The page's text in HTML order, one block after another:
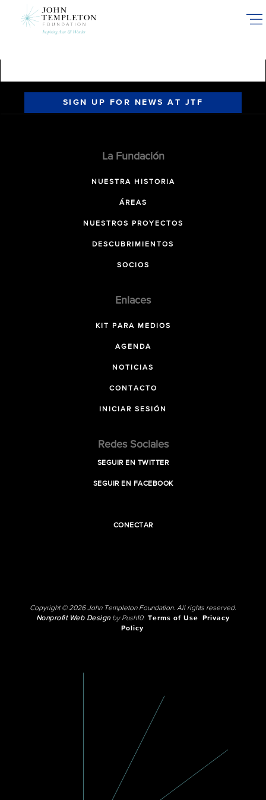
SIGN UP FOR NEWS AT JTF
La Fundación
NUESTRA HISTORIA
ÁREAS
NUESTROS PROYECTOS
DESCUBRIMIENTOS
SOCIOS
Enlaces
KIT PARA MEDIOS
AGENDA
NOTICIAS
CONTACTO
INICIAR SESIÓN
Redes Sociales
SEGUIR EN TWITTER
SEGUIR EN FACEBOOK
CONECTAR
Copyright © 2026 John Templeton Foundation. All rights reserved.
Nonprofit Web Designby Push10. Terms of Use
Privacy
Policy